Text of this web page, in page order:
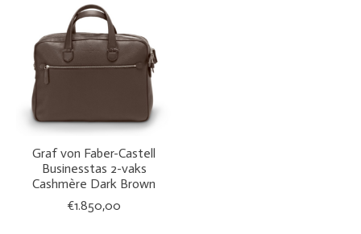
Graf von Faber-Castell
Businesstas 2-vaks
Cashmère Dark Brown
€1.850,00